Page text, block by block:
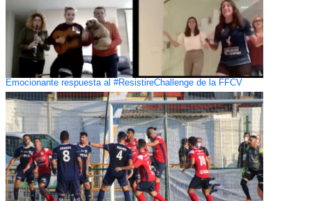
Emocionante respuesta al #ResistireChallenge de la FFCV